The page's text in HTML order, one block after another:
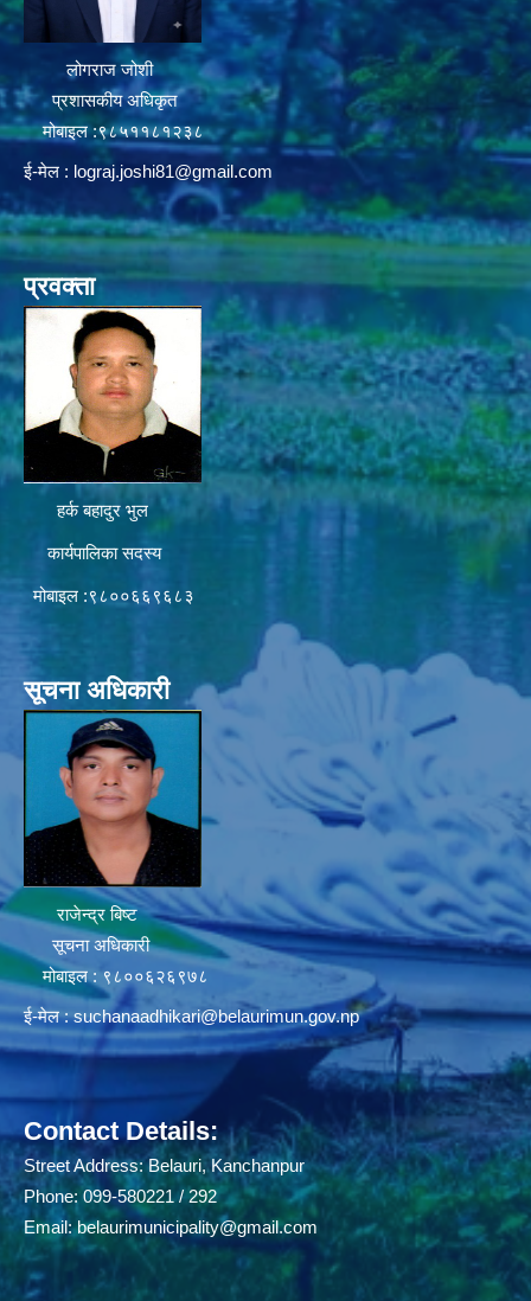
लोगराज जोशी
प्रशासकीय अधिकृत
मोबाइल :९८५११८१२३८
ई-मेल : lograj.joshi81@gmail.com
प्रवक्ता
हर्क बहादुर भुल
कार्यपालिका सदस्य
मोबाइल :९८००६६९६८३
सूचना अधिकारी
राजेन्द्र बिष्ट
सूचना अधिकारी
मोबाइल : ९८००६२६९७८
ई-मेल :suchanaadhikari@belaurimun.gov.np
Contact Details:
Street Address: Belauri, Kanchanpur
Phone: 099-580221 / 292
Email:belaurimunicipality@gmail.com